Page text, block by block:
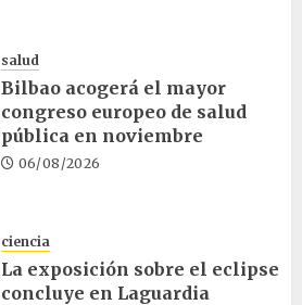
salud
Bilbao acogerá el mayor
congreso europeo de salud
pública en noviembre
06/08/2026
ciencia
La exposición sobre el eclipse
concluye en Laguardia